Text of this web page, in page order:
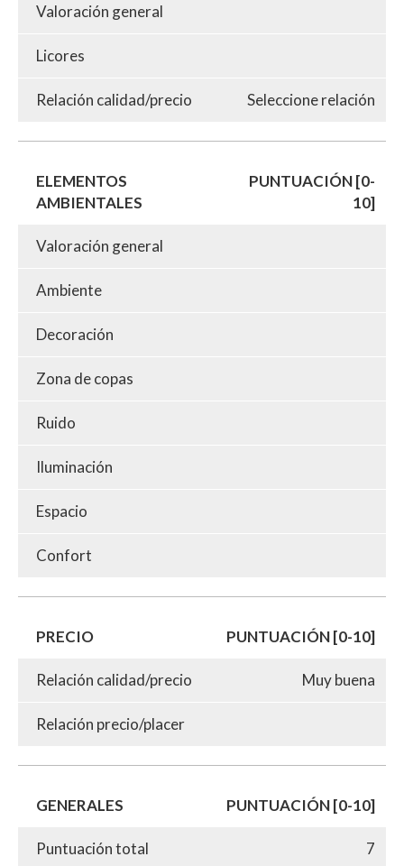
Valoración general
Licores
Relación calidad/precio Seleccione relación
ELEMENTOS
AMBIENTALES
PUNTUACIÓN [0-
10]
Valoración general
Ambiente
Decoración
Zona de copas
Ruido
Iluminación
Espacio
Confort
PRECIO PUNTUACIÓN [0-10]
Relación calidad/precio Muy buena
Relación precio/placer
GENERALES PUNTUACIÓN [0-10]
Puntuación total 7